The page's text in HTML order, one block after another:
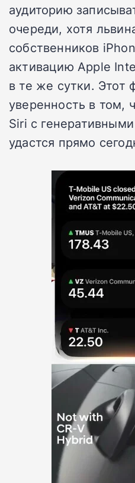
аудиторию
очереди, хотя
собственников
активацию Apple
в те же сутки. Этот
уверенность в том,
Siri с
удастся прямо